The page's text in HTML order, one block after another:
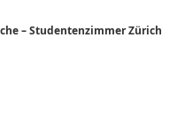
– Studentenzimmer Zürich